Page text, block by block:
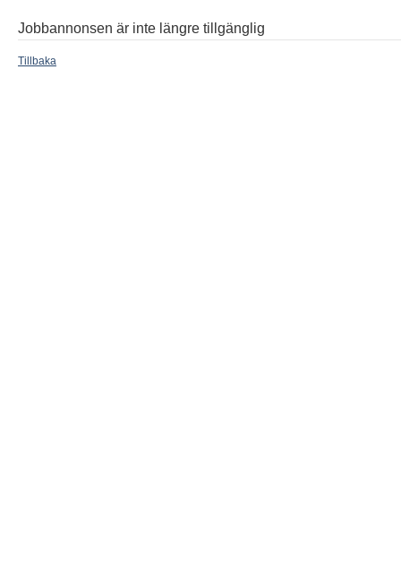
Jobbannonsen är inte längre tillgänglig
Tillbaka